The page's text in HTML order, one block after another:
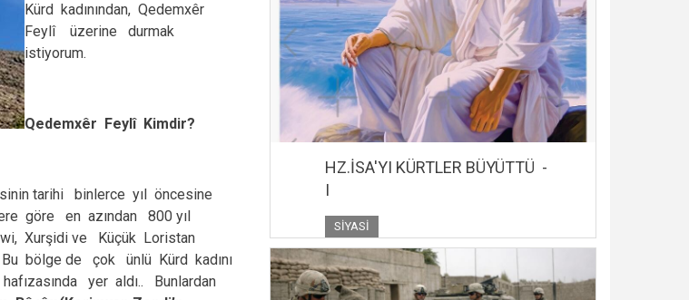
Kürd kadınından, Qedemxêr
Feylî üzerine durmak
istiyorum.
Qedemxêr Feylî Kimdir?
tarihi binlerce yıl öncesine
göre en azından 800 yıl
Xurşidi ve Küçük Loristan
bölge de çok ünlü Kürd kadını
yer aldı.. Bunlardan
HZ.İSA'YI KÜRTLER BÜYÜTTÜ -
I
SIYASI